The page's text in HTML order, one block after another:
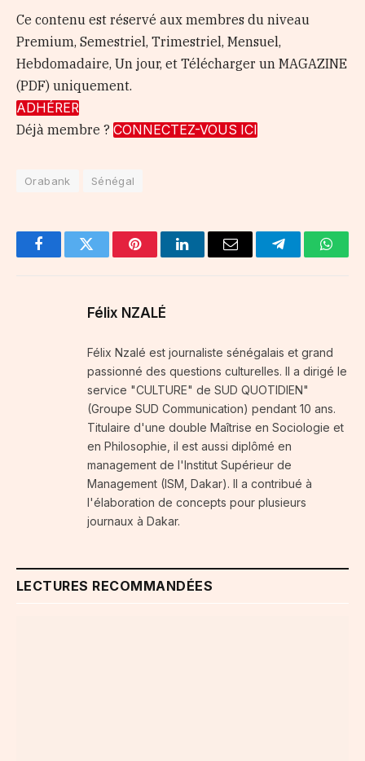
Ce contenu est réservé aux membres du niveau
Premium, Semestriel, Trimestriel, Mensuel,
Hebdomadaire, Un jour, et Télécharger un MAGAZINE
(PDF) uniquement.
ADHÉRER
Déjà membre ? CONNECTEZ-VOUS ICI
Orabank Sénégal
FacebookTwitter PinterestLinkedInEmail Telegram
Félix NZALÉ
Félix Nzalé est journaliste sénégalais et grand
passionné des questions culturelles. Il a dirigé le
service "CULTURE" de SUD QUOTIDIEN"
(Groupe SUD Communication) pendant 10 ans.
Titulaire d'une double Maîtrise en Sociologie et
en Philosophie, il est aussi diplômé en
management de l'Institut Supérieur de
Management (ISM, Dakar). Il a contribué à
l'élaboration de concepts pour plusieurs
journaux à Dakar.
LECTURES RECOMMANDÉES